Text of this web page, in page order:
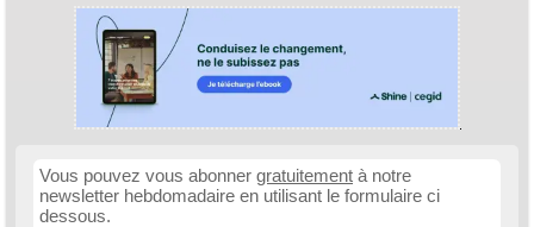
Vous pouvez vous abonner gratuitement à notre
newsletter hebdomadaire en utilisant le formulaire ci
dessous.